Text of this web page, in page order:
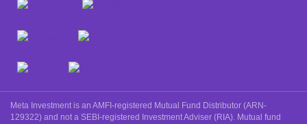
Meta Investment is an AMFI-registered Mutual Fund Distributor (ARN-
129322) and not a SEBI-registered Investment Adviser (RIA). Mutual fund